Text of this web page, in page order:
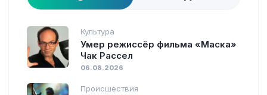
Культура
Умер режиссёр фильма «Маска»
Чак Рассел
06.08.2026
Происшествия